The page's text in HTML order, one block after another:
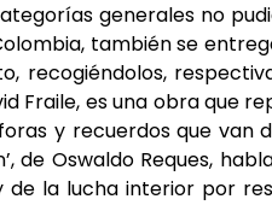
generales no
también se
recogiéndolos,
Fraile, es una obra que
y recuerdos que van
de Oswaldo Reques,
la lucha interior por